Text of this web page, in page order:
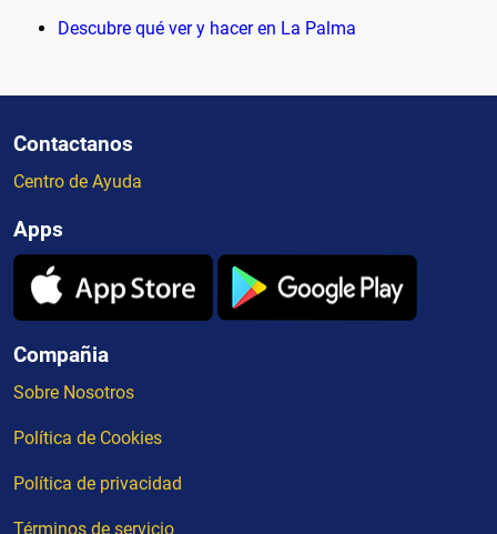
Descubre qué ver y hacer en La Palma
Contactanos
Centro de Ayuda
Apps
Compañia
Sobre Nosotros
Política de Cookies
Política de privacidad
Términos de servicio